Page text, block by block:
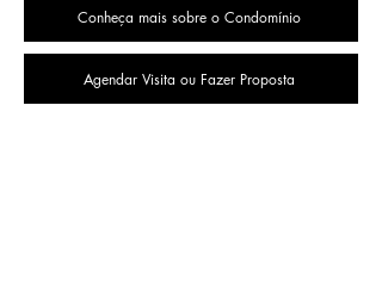
Conheça mais sobre o Condomínio
Agendar Visita ou Fazer Proposta